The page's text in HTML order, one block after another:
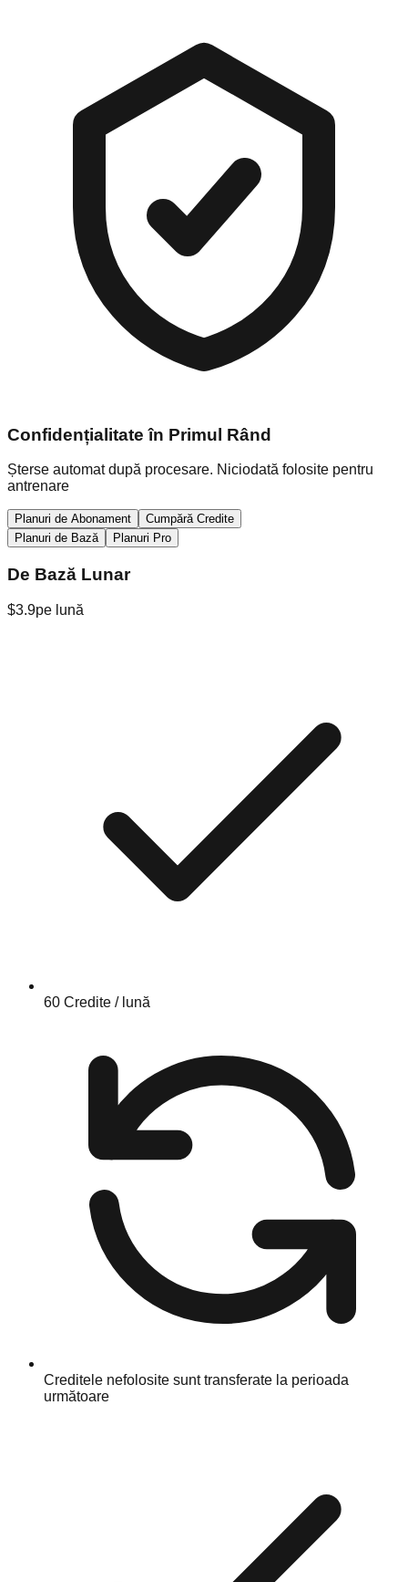
Confidențialitate în Primul Rând
Șterse automat după procesare. Niciodată folosite pentru
antrenare
Planuri de Abonament
Cumpără Credite
Planuri de Bază
Planuri Pro
De Bază Lunar
$3.9pe lună
60 Credite / lună
Creditele nefolosite sunt transferate la perioada
următoare